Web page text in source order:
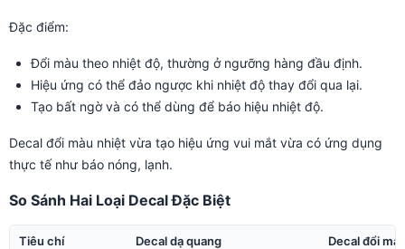
Đặc điểm:
Đổi màu theo nhiệt độ, thường ở ngưỡng hàng đầu định.
Hiệu ứng có thể đảo ngược khi nhiệt độ thay đổi qua lại.
Tạo bất ngờ và có thể dùng để báo hiệu nhiệt độ.
Decal đổi màu nhiệt vừa tạo hiệu ứng vui mắt vừa có ứng dụng
thực tế như báo nóng, lạnh.
So Sánh Hai Loại Decal Đặc Biệt
Tiêu chí Decal dạ quang Decal đổi